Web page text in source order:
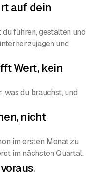
auf dein
führen, gestalten und
und
Wert, kein
was du brauchst, und
nicht
im ersten Monat zu
im nächsten Quartal.